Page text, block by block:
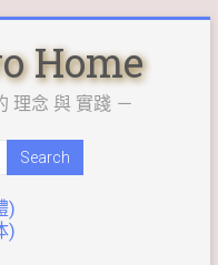
Home
與 實踐 －
)
)